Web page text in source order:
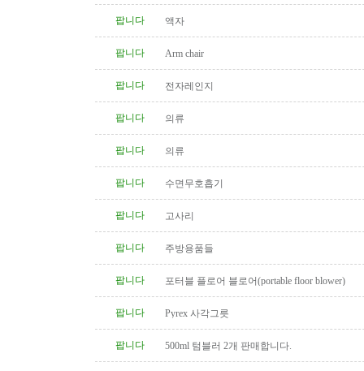
팝니다 액자
팝니다 Arm chair
팝니다 전자레인지
팝니다 의류
팝니다 의류
팝니다 수면무호흡기
팝니다 고사리
팝니다 주방용품들
팝니다 포터블 플로어 블로어(portable floor blower)
팝니다 Pyrex 사각그릇
팝니다 500ml 텀블러 2개 판매합니다.